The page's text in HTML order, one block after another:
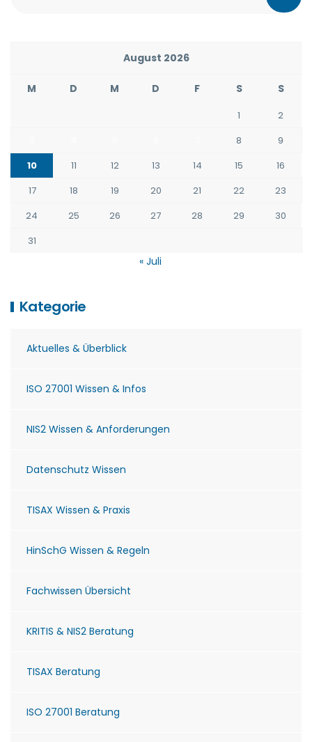
August 2026
M D M D F S S
1
2
8
9
10
11 12 13 14 15
16
17
18 19 20 21 22
23
24
25 26 27 28 29
30
31
« Juli
Kategorie
Aktuelles & Überblick
ISO 27001 Wissen & Infos
NIS2 Wissen & Anforderungen
Datenschutz Wissen
TISAX Wissen & Praxis
HinSchG Wissen & Regeln
Fachwissen Übersicht
KRITIS & NIS2 Beratung
TISAX Beratung
ISO 27001 Beratung